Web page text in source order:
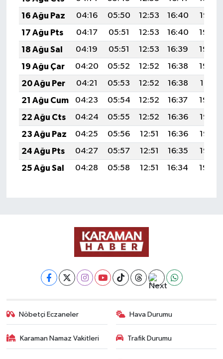
16 Ağu Paz
04:16 05:50 12:53 16:40
19:47
17 Ağu Pts
04:17 05:51 12:53 16:40
19:45
18 Ağu Sal
04:19 05:51 12:53 16:39
19:44
19 Ağu Çar
04:20 05:52 12:52 16:38
19:42
20 Ağu Per
04:21 05:53 12:52 16:38
19:41
21 Ağu Cum
04:23 05:54 12:52 16:37
19:40
22 Ağu Cts
04:24 05:55 12:52 16:36
19:38
23 Ağu Paz
04:25 05:56 12:51 16:36
19:37
24 Ağu Pts
04:27 05:57 12:51 16:35
19:35
25 Ağu Sal
04:28 05:58 12:51 16:34 19:34
Nöbetçi Eczaneler Hava Durumu
Karaman Namaz Vakitleri Trafik Durumu